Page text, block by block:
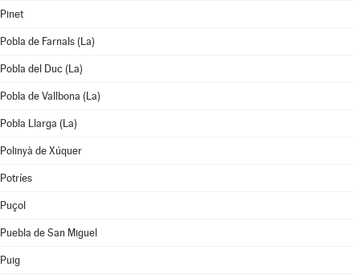
Pinet
Pobla de Farnals (La)
Pobla del Duc (La)
Pobla de Vallbona (La)
Pobla Llarga (La)
Polinyà de Xúquer
Potríes
Puçol
Puebla de San Miguel
Puig